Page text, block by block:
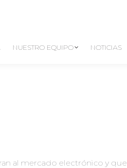
NUESTRO EQUIPO NOTICIAS
al mercado electrónico y que